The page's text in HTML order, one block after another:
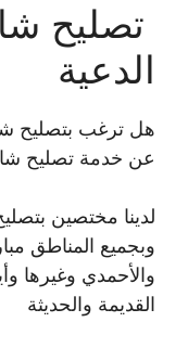
تصليح
الدعية
هل ترغب بتصليح
عن خدمة تصليح
لدينا مختصين
وبجميع المناطق
والأحمدي وغيرها
القديمة والحديثة